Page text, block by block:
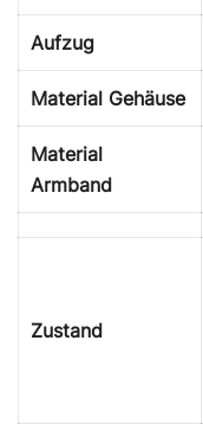
Aufzug
Material Gehäuse
Material
Armband
Zustand